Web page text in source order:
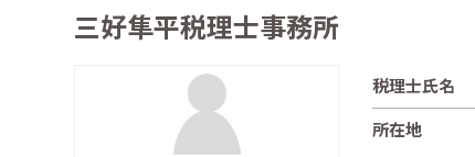
三好隼平税理士事務所
税理士氏名
所在地